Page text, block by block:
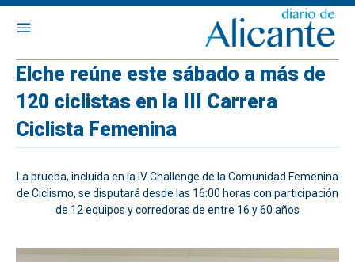
Elche reúne este sábado a más de
120 ciclistas en la III Carrera
Ciclista Femenina
La prueba, incluida en la IV Challenge de la Comunidad Femenina
de Ciclismo, se disputará desde las 16:00 horas con participación
de 12 equipos y corredoras de entre 16 y 60 años